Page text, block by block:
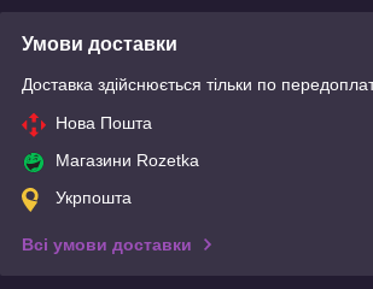
Умови доставки
Доставка здійснюється тільки по
Нова Пошта
Магазини Rozetka
Укрпошта
Всі умови доставки